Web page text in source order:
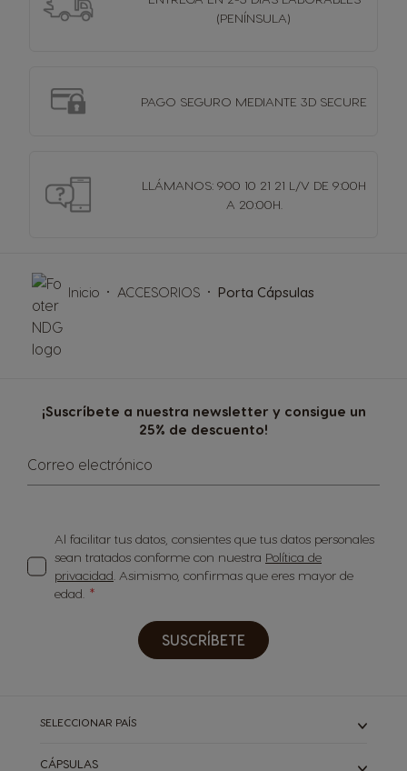
(PENÍNSULA)
PAGO SEGURO MEDIANTE 3D SECURE
LLÁMANOS: 900 10 21 21 L/V DE 9:00H
A 20:00H.
¡Suscríbete a nuestra newsletter y consigue un
25% de descuento!
Correo electrónico
Al facilitar tus datos, consientes que tus datos personales
sean tratados conforme con nuestra Política de
privacidad. Asimismo, confirmas que eres mayor de
edad.
SUSCRÍBETE
Inicio ACCESORIOS Porta Cápsulas
SELECCIONAR PAÍS
CÁPSULAS